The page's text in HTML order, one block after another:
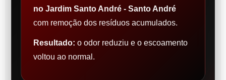
no Jardim Santo André - Santo André
com remoção dos resíduos acumulados.
Resultado: o odor reduziu e o escoamento
voltou ao normal.